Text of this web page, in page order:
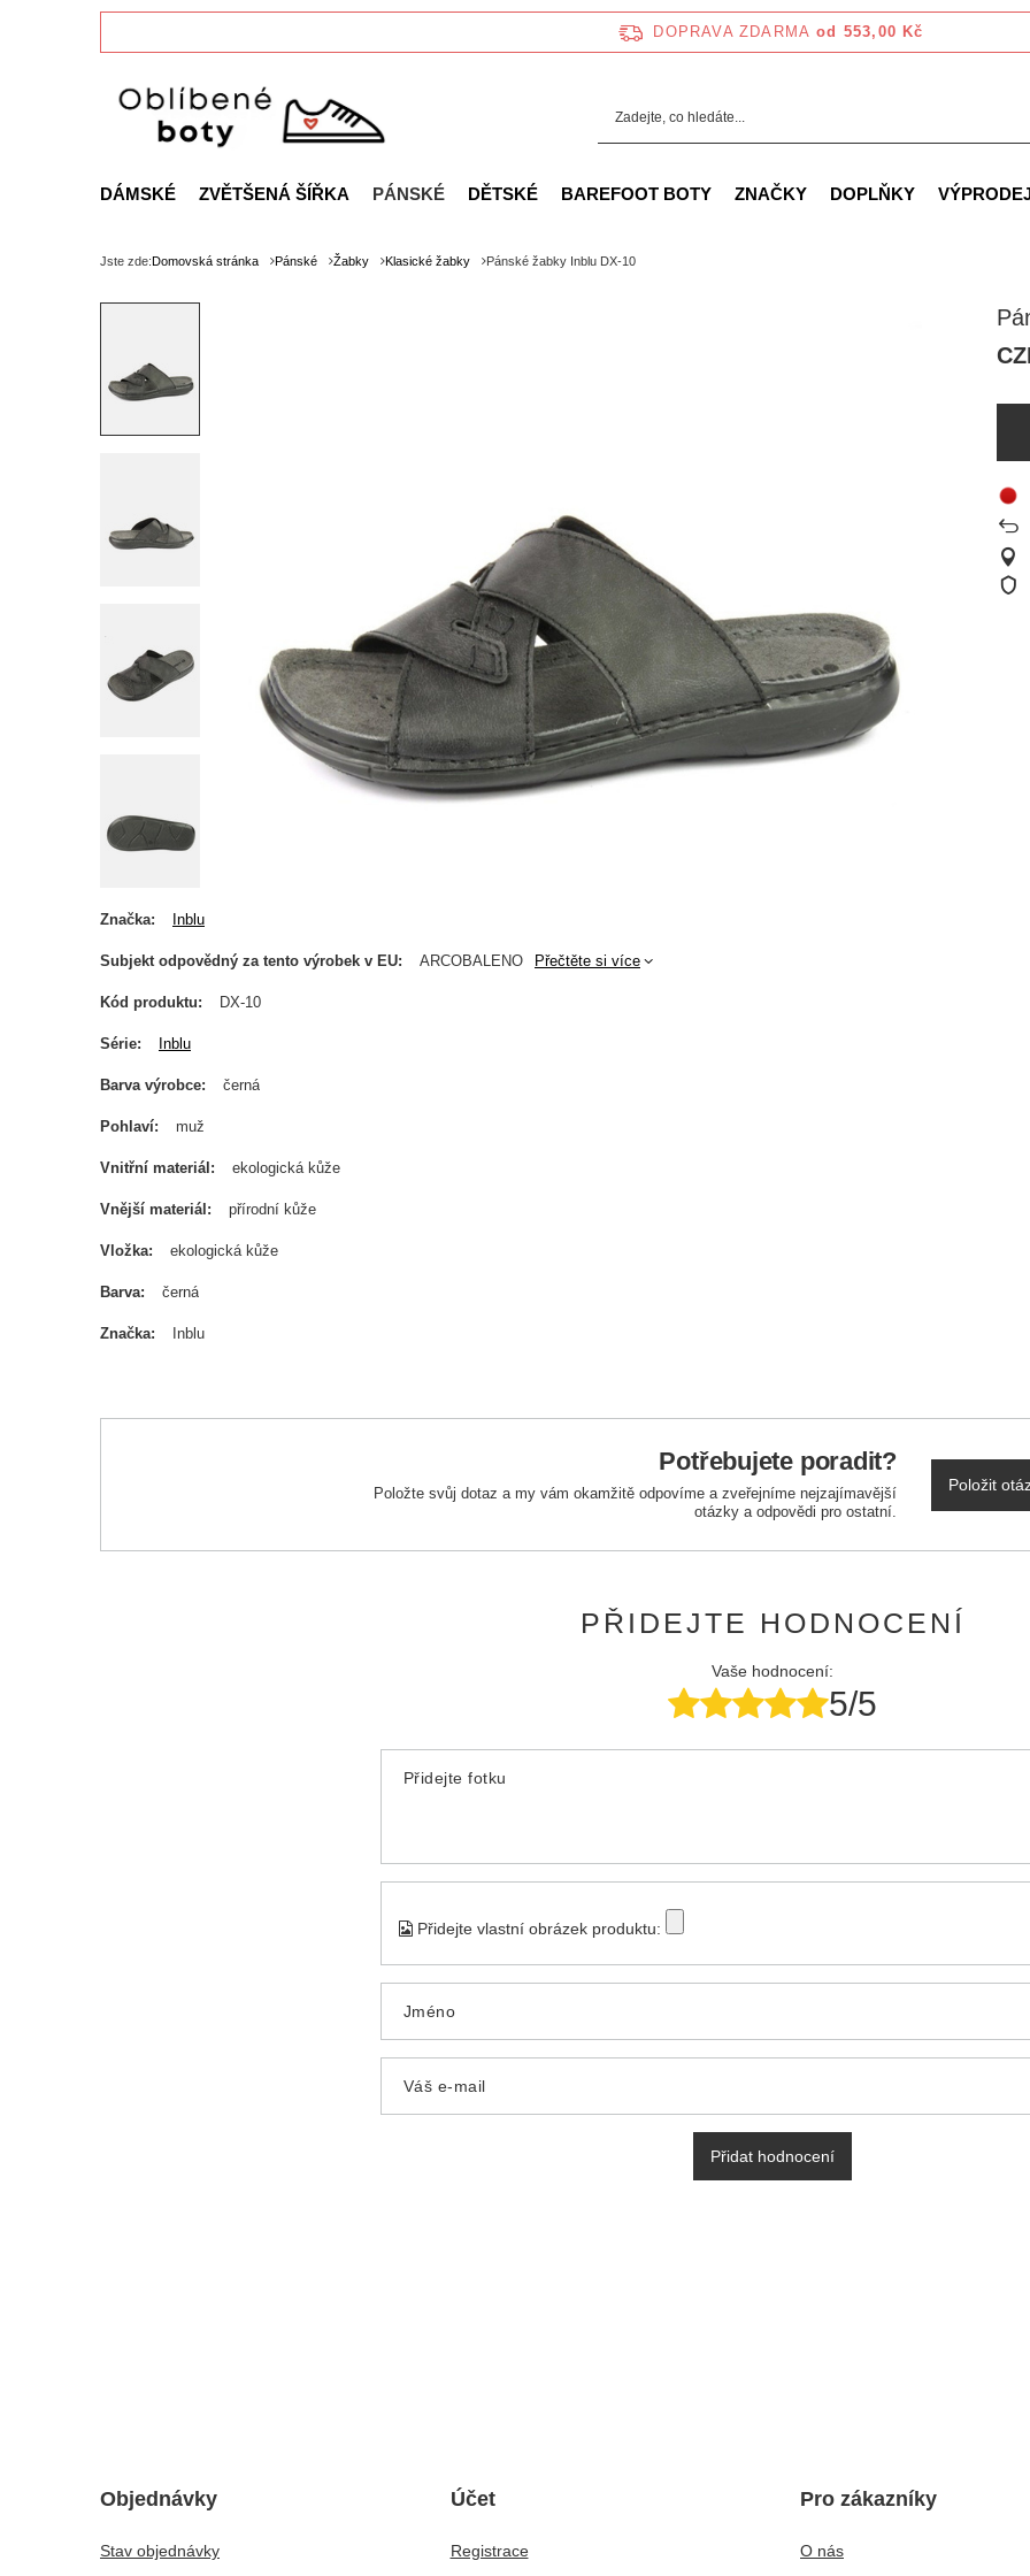
DOPRAVA ZDARMA od 553,00 Kč
DÁMSKÉ ZVĚTŠENÁ ŠÍŘKA PÁNSKÉ DĚTSKÉ BAREFOOT BOTY ZNAČKY DOPLŇKY
Jste zde:Domovská stránka Pánské Žabky Klasické žabky Pánské žabky Inblu DX-10
Značka Inblu
Subjekt odpovědný za tento výrobek v EU ARCOBALENO Přečtěte si více
Kód produktu DX-10
Série Inblu
Barva výrobce černá
Pohlaví muž
Vnitřní materiál ekologická kůže
Vnější materiál přírodní kůže
Vložka ekologická kůže
Barva černá
Značka Inblu
Potřebujete poradit?
Položte svůj dotaz a my vám okamžitě odpovíme a zveřejníme nejzajímavější
otázky a odpovědi pro ostatní.
Položit
PŘIDEJTE HODNOCENÍ
Vaše hodnocení:
5/5
Přidejte fotku
Přidejte vlastní obrázek produktu:
Jméno
Váš e-mail
Přidat hodnocení
Objednávky
Stav objednávky
Účet
Registrace
Pro zákazníky
O nás